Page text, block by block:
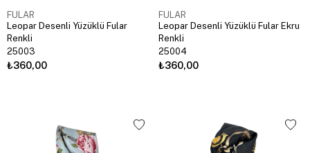
FULAR
Leopar Desenli Yüzüklü Fular
Renkli
25003
₺360,00
FULAR
Leopar Desenli Yüzüklü Fular Ekru
Renkli
25004
₺360,00